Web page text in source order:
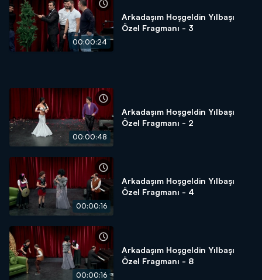
00:00:24
Arkadaşım Hoşgeldin Yılbaşı
Özel Fragmanı - 3
00:00:48
Arkadaşım Hoşgeldin Yılbaşı
Özel Fragmanı - 2
00:00:16
Arkadaşım Hoşgeldin Yılbaşı
Özel Fragmanı - 4
00:00:16
Arkadaşım Hoşgeldin Yılbaşı
Özel Fragmanı - 8